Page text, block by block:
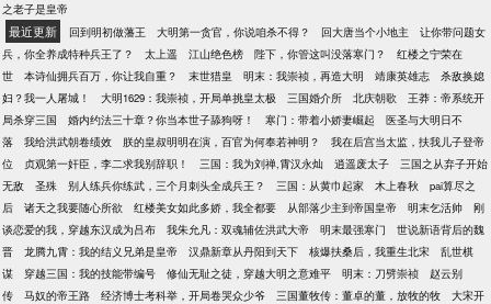
之老子是皇帝
最近更新 回到明初做藩王 大明第一贪官，你说咱杀不得？ 回大唐当个小地主
让你带问题女
兵，你全养成特种兵王了？
太上遥 江山绝色榜 陛下，你管这叫没落寒门？
红楼之宁荣在
世
本诗仙拥兵百万，你让我自重？ 末世猎皇 明末：我崇祯，再造大明 靖康英雄志
杀敌换媳
妇？我一人屠城！
大明1629：我崇祯，开局单挑皇太极 三国婚介所 北庆朝歌
王莽：帝系统开
局杀穿三国
婚内约法三十章？你当本世子舔狗呀！ 寒门：带着小娇妻崛起
医圣与大明日不
落
我给洪武朝卷绩效 朕的皇叔明明在演，百官为何奉若神明？
我在后宫当太监，扶我儿子登帝
位
贞观第一奸臣，李二求我别辞职！ 三国：我为刘禅,霄汉永灿 逍遥废太子
三国之从弃子开始
无敌
圣殊 别人练兵你练武，三个月刺头全成兵王？ 三国：从黄巾起家 木上春秋
pai算尽之
后
诸天之我要随心所欲 红楼美女如此多娇，我全都要 从部落少主到帝国皇帝 明末乞活帅
刚
谈恋爱的我，穿越东汉成为吕布
我朱允凡：双魂辅佐洪武大帝 明末最强寒门
世说新语背后的魏
晋
龙腾九霄：我的结义兄弟是皇帝 汉鼎新章从丹阳到天下 核爆扶桑后，我重生北宋
乱世棋
谋
穿越三国：我的技能带编号 修仙无耻之徒，穿越大明之意难平 明末：刀劈崇祯
赵云别
传
马奴的帝王路 经济博士考科举，开局卷哭众少爷 三国董牧传：董卓的董，放牧的牧 大宋开